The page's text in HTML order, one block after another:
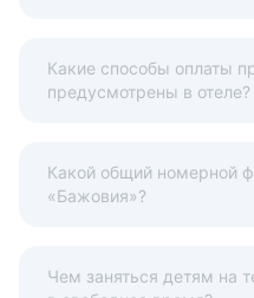
Какие способы оплаты
предусмотрены в отеле?
Какой общий номерной
«Бажовия»?
Чем заняться детям на